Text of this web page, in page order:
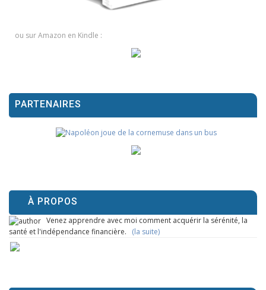
ou sur Amazon en Kindle :
PARTENAIRES
À PROPOS
Venez apprendre avec moi comment acquérir la sérénité, la
santé et l'indépendance financière. (la suite)